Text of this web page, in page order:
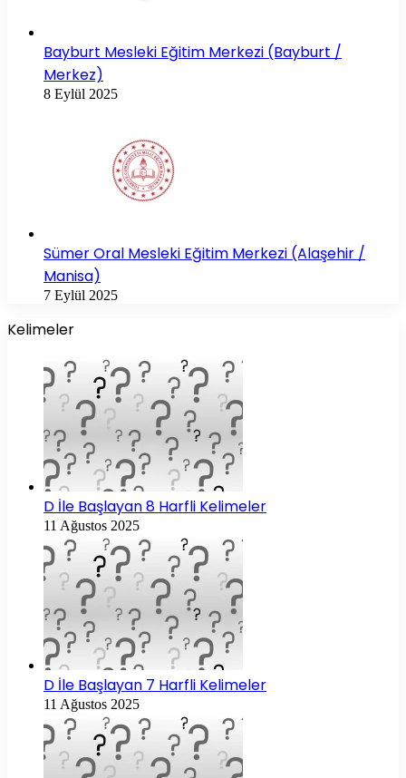
Bayburt Mesleki Eğitim Merkezi (Bayburt /
Merkez)
8 Eylül 2025
Sümer Oral Mesleki Eğitim Merkezi (Alaşehir /
Manisa)
7 Eylül 2025
Kelimeler
D İle Başlayan 8 Harfli Kelimeler
11 Ağustos 2025
D İle Başlayan 7 Harfli Kelimeler
11 Ağustos 2025